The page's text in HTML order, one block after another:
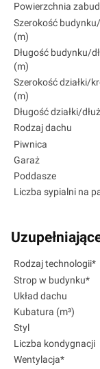
Powierzchnia
Szerokość
(m)
Długość budynku/
(m)
Szerokość działki/
(m)
Długość działki/
Rodzaj dachu
Piwnica
Garaż
Poddasze
Liczba sypialni na
Rodzaj technologii*
Strop w budynku*
Układ dachu
Kubatura (m³)
Styl
Liczba kondygnacji
Wentylacja*